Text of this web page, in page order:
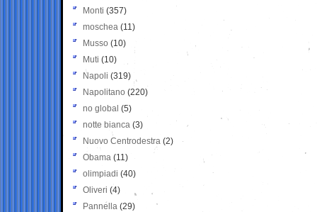
Monti (357)
moschea (11)
Musso (10)
Muti (10)
Napoli (319)
Napolitano (220)
no global (5)
notte bianca (3)
Nuovo Centrodestra (2)
Obama (11)
olimpiadi (40)
Oliveri (4)
Pannella (29)